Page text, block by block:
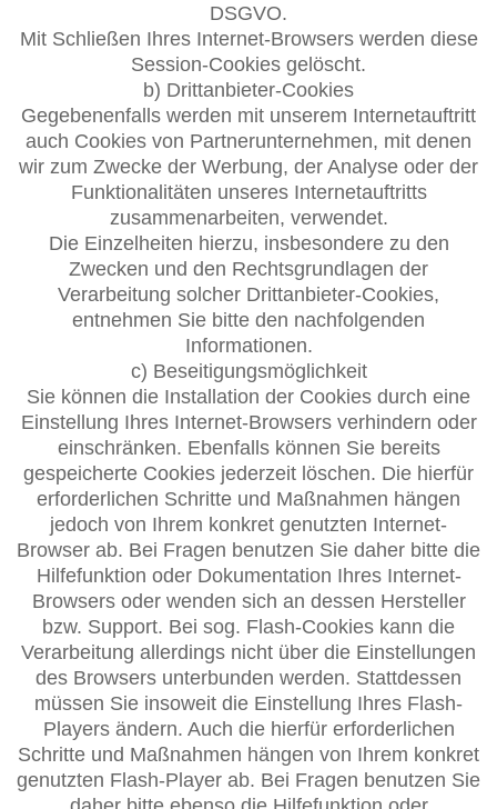
DSGVO.
Mit Schließen Ihres Internet-Browsers werden diese
Session-Cookies gelöscht.
b) Drittanbieter-Cookies
Gegebenenfalls werden mit unserem Internetauftritt
auch Cookies von Partnerunternehmen, mit denen
wir zum Zwecke der Werbung, der Analyse oder der
Funktionalitäten unseres Internetauftritts
zusammenarbeiten, verwendet.
Die Einzelheiten hierzu, insbesondere zu den
Zwecken und den Rechtsgrundlagen der
Verarbeitung solcher Drittanbieter-Cookies,
entnehmen Sie bitte den nachfolgenden
Informationen.
c) Beseitigungsmöglichkeit
Sie können die Installation der Cookies durch eine
Einstellung Ihres Internet-Browsers verhindern oder
einschränken. Ebenfalls können Sie bereits
gespeicherte Cookies jederzeit löschen. Die hierfür
erforderlichen Schritte und Maßnahmen hängen
jedoch von Ihrem konkret genutzten Internet-
Browser ab. Bei Fragen benutzen Sie daher bitte die
Hilfefunktion oder Dokumentation Ihres Internet-
Browsers oder wenden sich an dessen Hersteller
bzw. Support. Bei sog. Flash-Cookies kann die
Verarbeitung allerdings nicht über die Einstellungen
des Browsers unterbunden werden. Stattdessen
müssen Sie insoweit die Einstellung Ihres Flash-
Players ändern. Auch die hierfür erforderlichen
Schritte und Maßnahmen hängen von Ihrem konkret
genutzten Flash-Player ab. Bei Fragen benutzen Sie